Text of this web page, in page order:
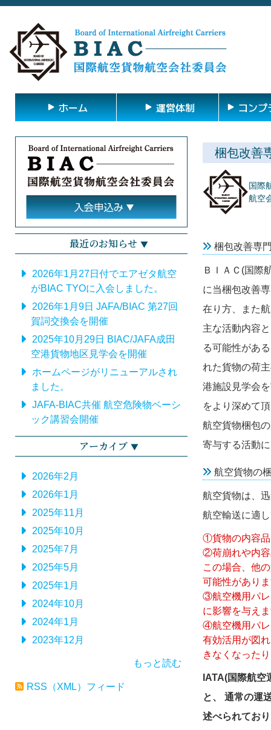
ホーム 運営体制 コンプ
最近のお知らせ
2026年1月27日付でエアゼタ航空
がBIAC TYOに入会しました。
2026年1月9日 JAFA/BIAC 第27回
賀詞交換会を開催
2025年10月29日 BIAC/JAFA成田
空港貨物地区見学会を開催
ホームページがリニューアルされ
ました。
JAFA-BIAC共催 航空危険物ベーシ
ック講習会開催
アーカイブ
2026年2月
2026年1月
2025年11月
2025年10月
2025年7月
2025年5月
2025年1月
2024年10月
2024年1月
2023年12月
もっと読む
RSS（XML）フィード
梱包改善
国際
航空
梱包改善専
ＢＩＡＣ(国際
に当梱包改善
在り方、また
主な活動内容
る可能性があ
れた貨物の荷
港施設見学会
をより深めて
航空貨物梱包
寄与する活動
航空貨物の
航空貨物は、
航空輸送に適
①貨物の内容品
②荷崩れや内容
この場合、他
可能性があり
③航空機用パレ
に影響を与え
④航空機用パレ
有効活用が図
きなくなった
IATA(国際航
と、 通常の運
述べられてお